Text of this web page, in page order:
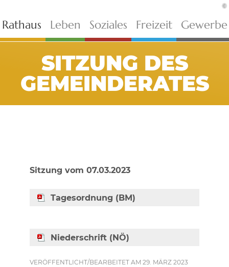
©
Rathaus Leben Soziales Freizeit Gewerbe
SITZUNG DES
GEMEINDERATES
Sitzung vom 07.03.2023
Tagesordnung (BM)
Niederschrift (NÖ)
VERÖFFENTLICHT/BEARBEITET AM 29. MÄRZ 2023